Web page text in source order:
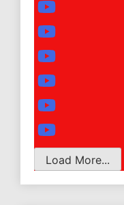
Load More...